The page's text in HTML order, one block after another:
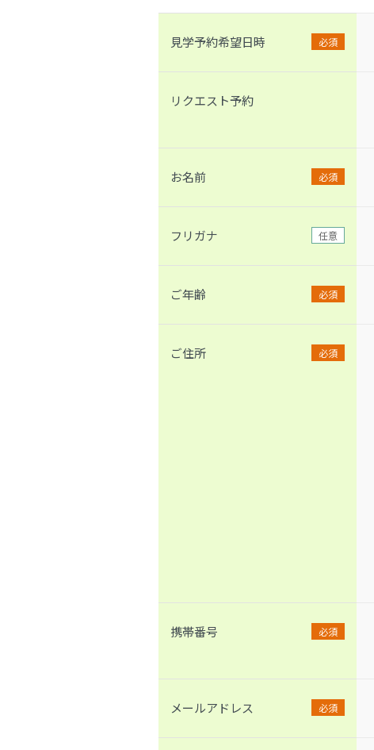
見学予約希望日時 必須
リクエスト予約
お名前 必須
フリガナ 任意
ご年齢 必須
ご住所 必須
携帯番号
必須
メールアドレス 必須